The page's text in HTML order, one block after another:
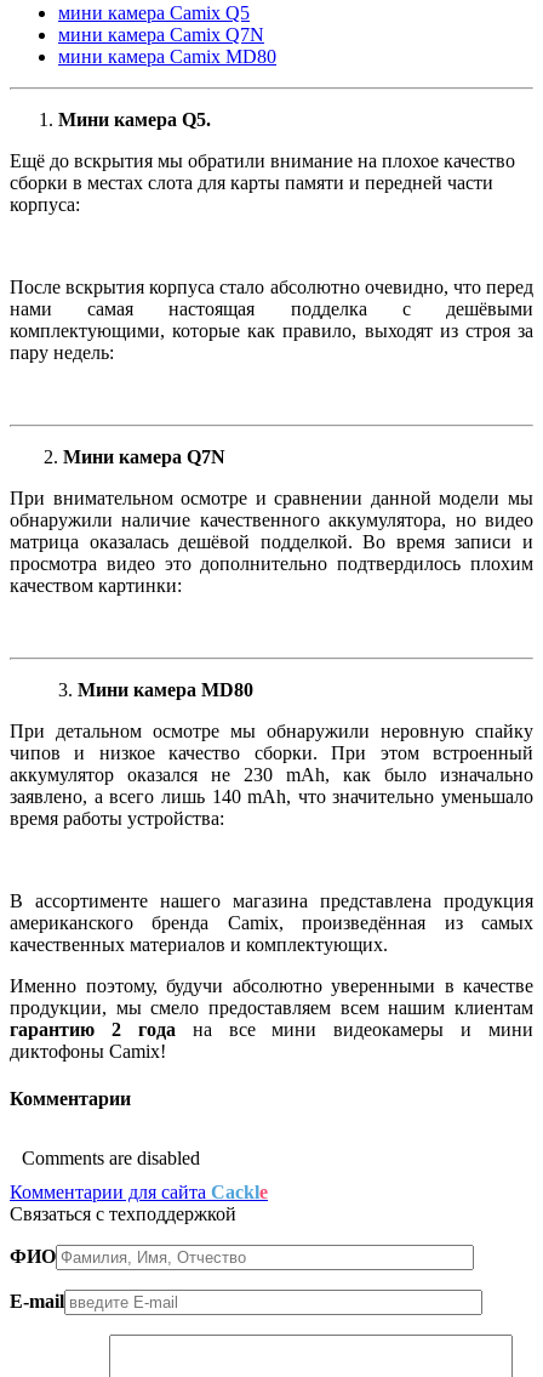
мини камера Camix Q5
мини камера Camix Q7N
мини камера Camix MD80
Мини камера Q5.
Ещё до вскрытия мы обратили внимание на плохое качество
сборки в местах слота для карты памяти и передней части
корпуса:
После вскрытия корпуса стало абсолютно очевидно, что перед
нами самая настоящая подделка с дешёвыми
комплектующими, которые как правило, выходят из строя за
пару недель:
2. Мини камера Q7N
При внимательном осмотре и сравнении данной модели мы
обнаружили наличие качественного аккумулятора, но видео
матрица оказалась дешёвой подделкой. Во время записи и
просмотра видео это дополнительно подтвердилось плохим
качеством картинки:
3. Мини камера MD80
При детальном осмотре мы обнаружили неровную спайку
чипов и низкое качество сборки. При этом встроенный
аккумулятор оказался не 230 mAh, как было изначально
заявлено, а всего лишь 140 mAh, что значительно уменьшало
время работы устройства:
В ассортименте нашего магазина представлена продукция
американского бренда Camix, произведённая из самых
качественных материалов и комплектующих.
Именно поэтому, будучи абсолютно уверенными в качестве
продукции, мы смело предоставляем всем нашим клиентам
гарантию 2 года на все мини видеокамеры и мини
диктофоны Camix!
Комментарии
Comments are disabled
Комментарии для сайта Cackle
Связаться с техподдержкой
ФИО
E-mail